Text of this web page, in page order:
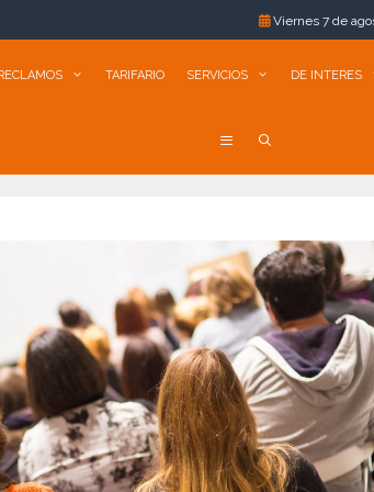
Viernes 7 de agosto de 2026 •
TARIFARIO SERVICIOS DE INTERES